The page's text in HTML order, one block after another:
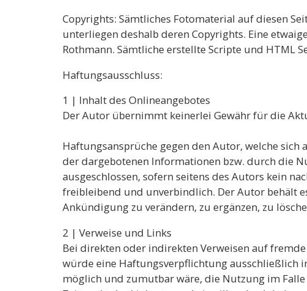
Copyrights: Sämtliches Fotomaterial auf diesen
unterliegen deshalb deren Copyrights. Eine
Rothmann. Sämtliche erstellte Scripte und HTML
Haftungsausschluss:
1 | Inhalt des Onlineangebotes
Der Autor übernimmt keinerlei Gewähr für die
Haftungsansprüche gegen den Autor, welche
der dargebotenen Informationen bzw. durch die
ausgeschlossen, sofern seitens des Autors kein
freibleibend und unverbindlich. Der Autor behält
Ankündigung zu verändern, zu ergänzen, zu
2 | Verweise und Links
Bei direkten oder indirekten Verweisen auf
würde eine Haftungsverpflichtung ausschließlich
möglich und zumutbar wäre, die Nutzung im